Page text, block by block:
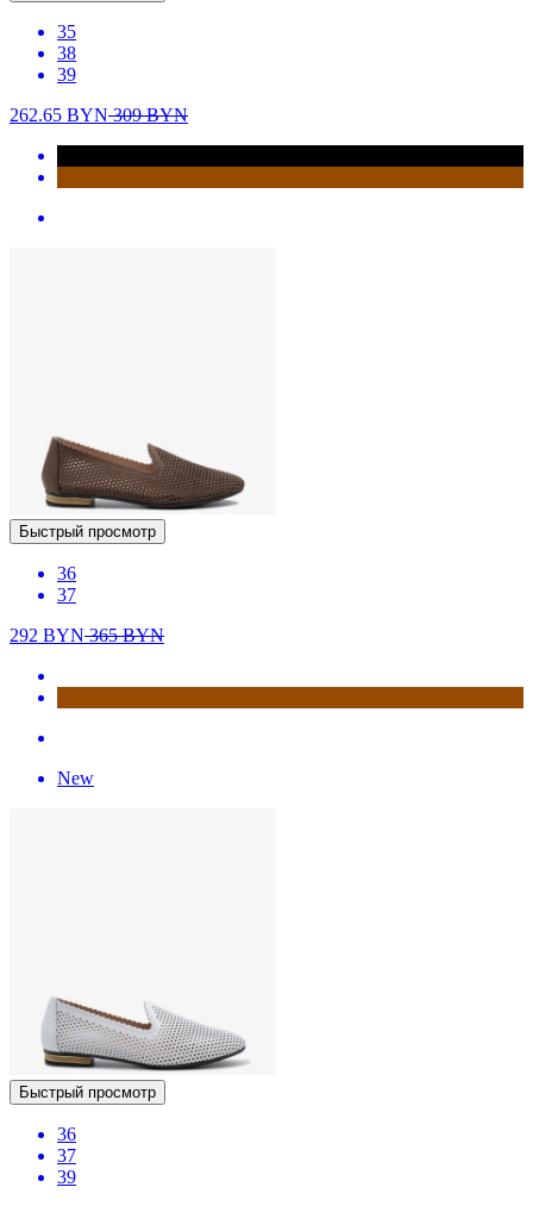
35
38
39
262.65 BYN309BYN
Быстрый просмотр
36
37
292 BYN365BYN
New
Быстрый просмотр
36
37
39